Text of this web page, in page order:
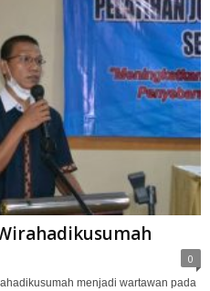
0
menjadi wartawan pada